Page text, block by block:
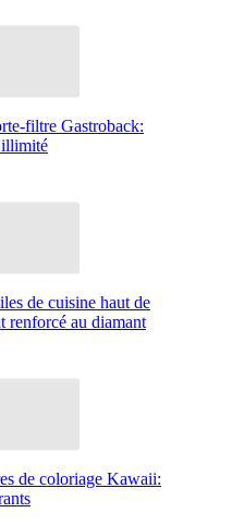
filtre Gastroback:
illimité
de cuisine haut de
renforcé au diamant
de coloriage Kawaii: